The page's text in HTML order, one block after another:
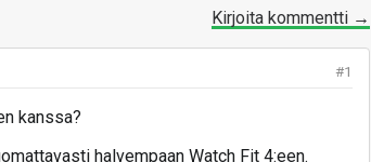
Kirjoita kommentti →
#1
kanssa?
halvempaan Watch Fit 4:een.